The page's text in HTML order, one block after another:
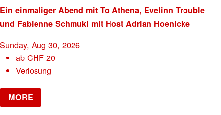
Ein einmaliger Abend mit To Athena, Evelinn Trouble
und Fabienne Schmuki mit Host Adrian Hoenicke
Sunday, Aug 30, 2026
abCHF 20
Verlosung
MORE